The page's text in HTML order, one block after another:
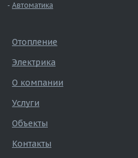
Автоматика
Отопление
Электрика
О компании
Услуги
Объекты
Контакты